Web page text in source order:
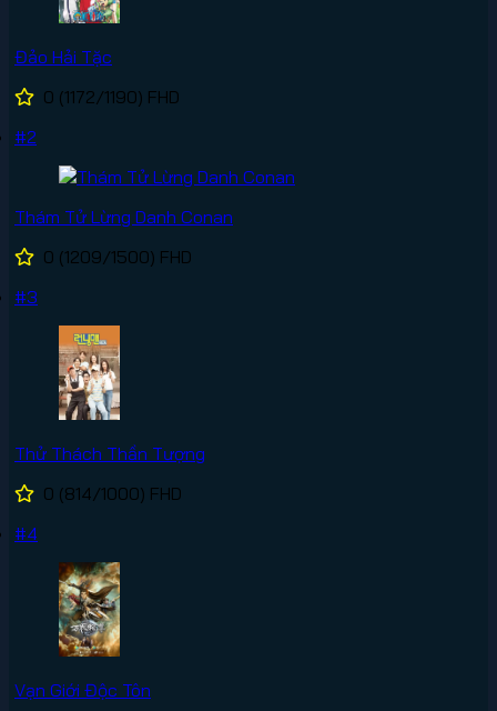
Đảo Hải Tặc
0 (1172/1190) FHD
#2
Thám Tử Lừng Danh Conan
0 (1209/1500) FHD
#3
Thử Thách Thần Tượng
0 (814/1000) FHD
#4
Vạn Giới Độc Tôn